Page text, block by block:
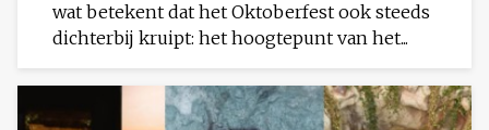
wat betekent dat het Oktoberfest ook steeds
dichterbij kruipt: het hoogtepunt van het...